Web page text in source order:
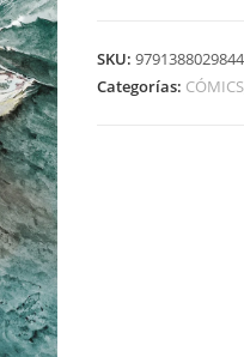
cantidad
SKU:9791388029844
Categorías: CÓMICS